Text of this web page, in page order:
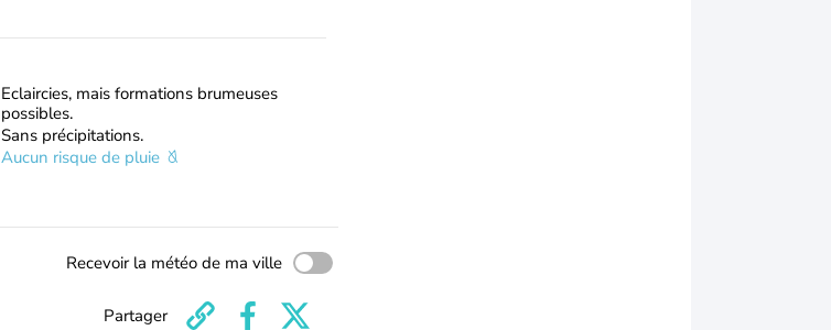
Eclaircies, mais formations brumeuses
possibles.
Sans précipitations.
Aucun risque de pluie
Recevoir la météo de ma ville
Partager